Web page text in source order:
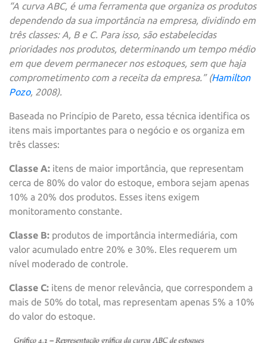
“A curva ABC, é uma ferramenta que organiza os produtos
dependendo da sua importância na empresa, dividindo em
três classes: A, B e C. Para isso, são estabelecidas
prioridades nos produtos, determinando um tempo médio
em que devem permanecer nos estoques, sem que haja
comprometimento com a receita da empresa.” (Hamilton
Pozo, 2008).
Baseada no Princípio de Pareto, essa técnica identifica os
itens mais importantes para o negócio e os organiza em
três classes:
Classe A: itens de maior importância, que representam
cerca de 80% do valor do estoque, embora sejam apenas
10% a 20% dos produtos. Esses itens exigem
monitoramento constante.
Classe B: produtos de importância intermediária, com
valor acumulado entre 20% e 30%. Eles requerem um
nível moderado de controle.
Classe C: itens de menor relevância, que correspondem a
mais de 50% do total, mas representam apenas 5% a 10%
do valor do estoque.